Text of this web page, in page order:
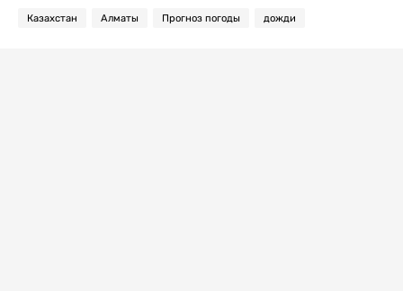
Казахстан Алматы Прогноз погоды дожди